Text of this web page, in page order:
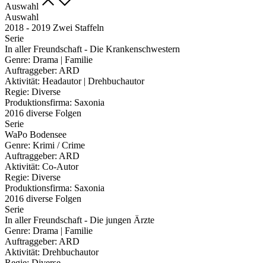
Auswahl
Auswahl
2018 - 2019 Zwei Staffeln
Serie
In aller Freundschaft - Die Krankenschwestern
Genre: Drama | Familie
Auftraggeber: ARD
Aktivität: Headautor | Drehbuchautor
Regie: Diverse
Produktionsfirma: Saxonia
2016 diverse Folgen
Serie
WaPo Bodensee
Genre: Krimi / Crime
Auftraggeber: ARD
Aktivität: Co-Autor
Regie: Diverse
Produktionsfirma: Saxonia
2016 diverse Folgen
Serie
In aller Freundschaft - Die jungen Ärzte
Genre: Drama | Familie
Auftraggeber: ARD
Aktivität: Drehbuchautor